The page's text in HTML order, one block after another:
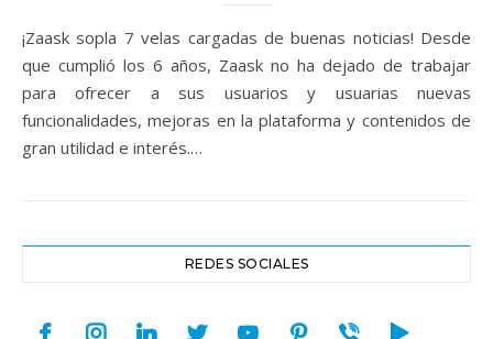
¡Zaask sopla 7 velas cargadas de buenas noticias! Desde
que cumplió los 6 años, Zaask no ha dejado de trabajar
para ofrecer a sus usuarios y usuarias nuevas
funcionalidades, mejoras en la plataforma y contenidos de
gran utilidad e interés.…
REDES SOCIALES
facebookinstagramlinkedintwitteryoutubepinterest
viber play